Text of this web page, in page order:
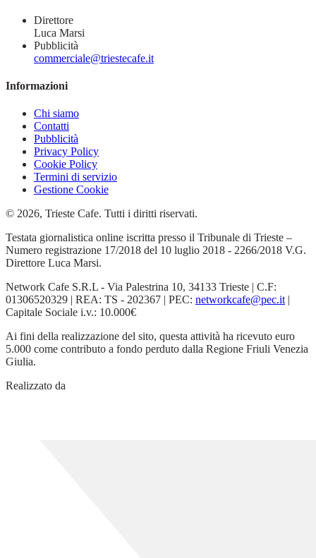
Direttore
Luca Marsi
Pubblicità
commerciale@triestecafe.it
Informazioni
Chi siamo
Contatti
Pubblicità
Privacy Policy
Cookie Policy
Termini di servizio
Gestione Cookie
© 2026, Trieste Cafe. Tutti i diritti riservati.
Testata giornalistica online iscritta presso il Tribunale di Trieste –
Numero registrazione 17/2018 del 10 luglio 2018 - 2266/2018 V.G.
Direttore Luca Marsi.
Network Cafe S.R.L - Via Palestrina 10, 34133 Trieste | C.F:
01306520329 | REA: TS - 202367 | PEC: networkcafe@pec.it|
Capitale Sociale i.v.: 10.000€
Ai fini della realizzazione del sito, questa attività ha ricevuto euro
5.000 come contributo a fondo perduto dalla Regione Friuli Venezia
Giulia.
Realizzato da